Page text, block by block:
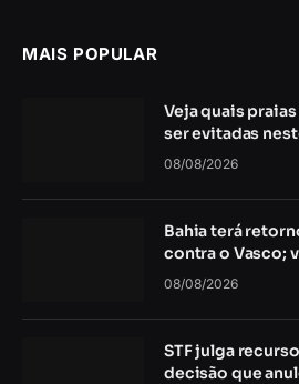
MAIS POPULAR
Veja quais
ser evitadas
08/08/2026
Bahia terá
contra o Vasco;
08/08/2026
STF julga
decisão que